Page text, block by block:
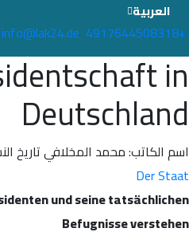
العربية
+4917644508318
info@lak24.de
in
Deutschland
اسم الكاتب: محمد المخلافيتاريخ النشر:
Der Staat
und seine tatsächlichen
Befugnisse verstehen